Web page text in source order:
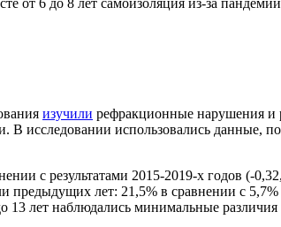
изучили рефракционные нарушения и
исследовании использовались данные,
с результатами 2015-2019-х годов (-
лет: 21,5% в сравнении с 5,7%
13 лет наблюдались минимальные